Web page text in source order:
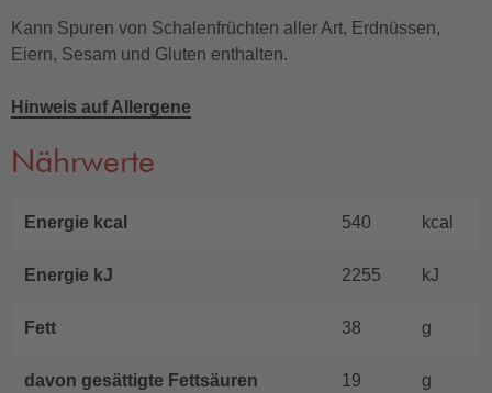
Kann Spuren von Schalenfrüchten aller Art, Erdnüssen,
Eiern, Sesam und Gluten enthalten.
Hinweis auf Allergene
Nährwerte
Energie kcal 540 kcal
Energie kJ 2255 kJ
Fett 38 g
davon gesättigte Fettsäuren 19 g